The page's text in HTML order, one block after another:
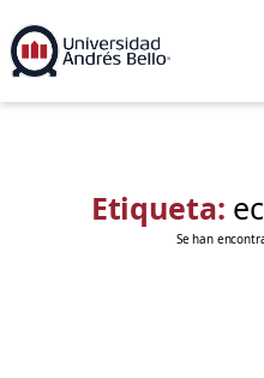
Etiqueta:
Se han